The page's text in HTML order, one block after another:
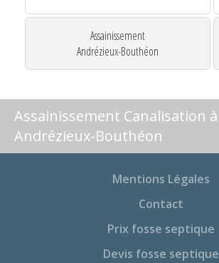
Assainissement
Andrézieux-Bouthéon
Assainissement Canalisation à
Andrézieux-Bouthéon
Mentions Légales
Contact
Prix fosse septique
Devis fosse septique